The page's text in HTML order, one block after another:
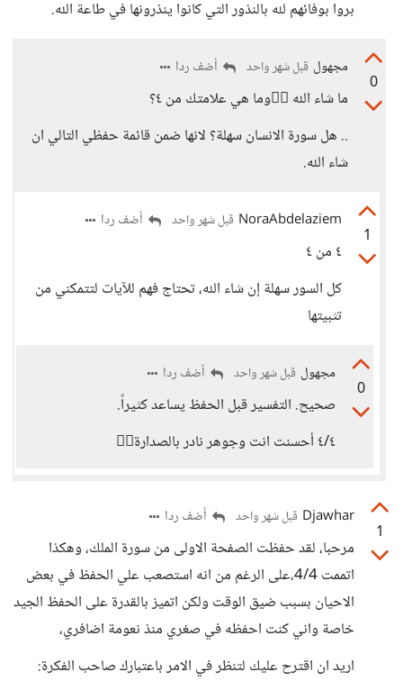
بروا بوفائهم لله بالنذور التي كانوا ينذرونها في طاعة الله.
0
مجهول قبل شهر واحد أضف ردا
ما شاء الله 👍🏻وما هي علامتك من ٤؟
.. هل سورة الانسان سهلة؟ لانها ضمن قائمة حفظي التالي ان
شاء الله.
1
NoraAbdelaziem قبل شهر واحد أضف ردا
٤ من ٤
كل السور سهلة إن شاء الله، تحتاج فهم للآيات لتتمكني من
تثبيتها
0
مجهول قبل شهر واحد أضف ردا
صحيح. التفسير قبل الحفظ يساعد كثيراً.
٤/٤ أحسنت انت وجوهر نادر بالصدارة👍🏻
1
Djawhar قبل شهر واحد أضف ردا
مرحبا، لقد حفظت الصفحة الاولى من سورة الملك، وهكذا
اتممت 4/4،على الرغم من انه استصعب علي الحفظ في بعض
الاحيان بسبب ضيق الوقت ولكن اتميز بالقدرة على الحفظ الجيد
خاصة واني كنت احفظه في صغري منذ نعومة اضافري،
اريد ان اقترح عليك لتنظر في الامر باعتبارك صاحب الفكرة: